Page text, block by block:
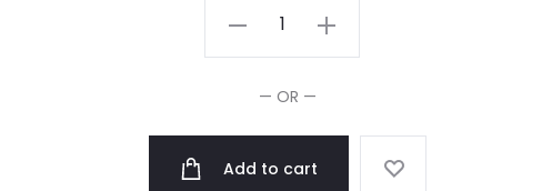
Touch
Normal
— OR —
Add to cart